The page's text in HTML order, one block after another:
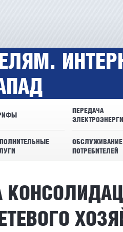
ПЕРЕДАЧА
ОБСЛУЖИВАНИЕ
ПОТРЕБИТЕЛЕЙ